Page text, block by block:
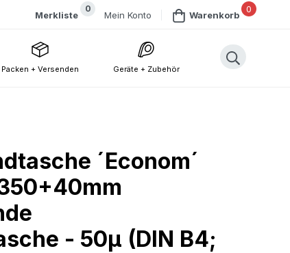
0
Merkliste Mein Konto
0
Warenkorb
Packen + Versenden Geräte + Zubehör
´Econom´
- 50µ (DIN B4;